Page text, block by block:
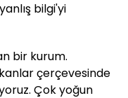
bilgi'yi
bir kurum.
çerçevesinde
Çok yoğun